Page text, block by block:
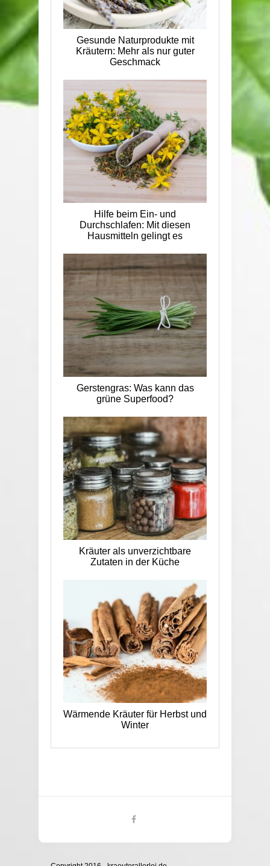
Gesunde Naturprodukte mit
Kräutern: Mehr als nur guter
Geschmack
Hilfe beim Ein- und
Durchschlafen: Mit diesen
Hausmitteln gelingt es
Gerstengras: Was kann das
grüne Superfood?
Kräuter als unverzichtbare
Zutaten in der Küche
Wärmende Kräuter für Herbst und
Winter